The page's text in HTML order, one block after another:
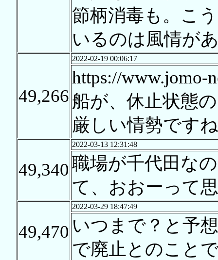
節柄消毒も。こ
いるのは風情が
49,266
2022-02-19 00:06:17
https://www.jomo-
船が、休止状態
厳しい情勢です
49,340
2022-03-13 12:31:48
職場が千代田な
て、おおーって
49,470
2022-03-29 18:47:49
いつまで？と予
で廃止とのこと